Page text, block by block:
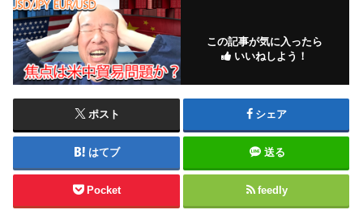
この記事が気に入ったら
いいねしよう！
ポスト シェア
はてブ 送る
Pocket feedly